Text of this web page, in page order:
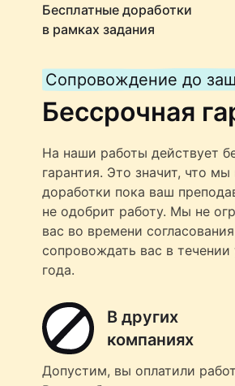
Бесплатные доработки
в рамках задания
Сопровождение до
Бессрочная
На наши работы действует
гарантия. Это значит, что
доработки пока ваш
не одобрит работу. Мы не
вас во времени
сопровождать вас в течении
года.
В других
компаниях
Допустим, вы оплатили